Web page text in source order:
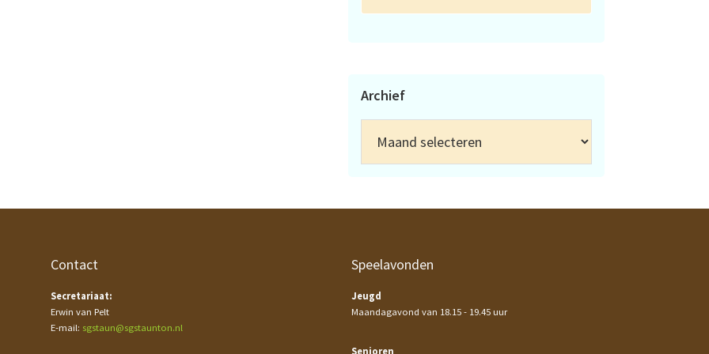
Archief
Contact
Secretariaat:
Erwin van Pelt
E-mail: sgstaun@sgstaunton.nl
Speelavonden
Jeugd
Maandagavond van 18.15 - 19.45 uur
Senioren